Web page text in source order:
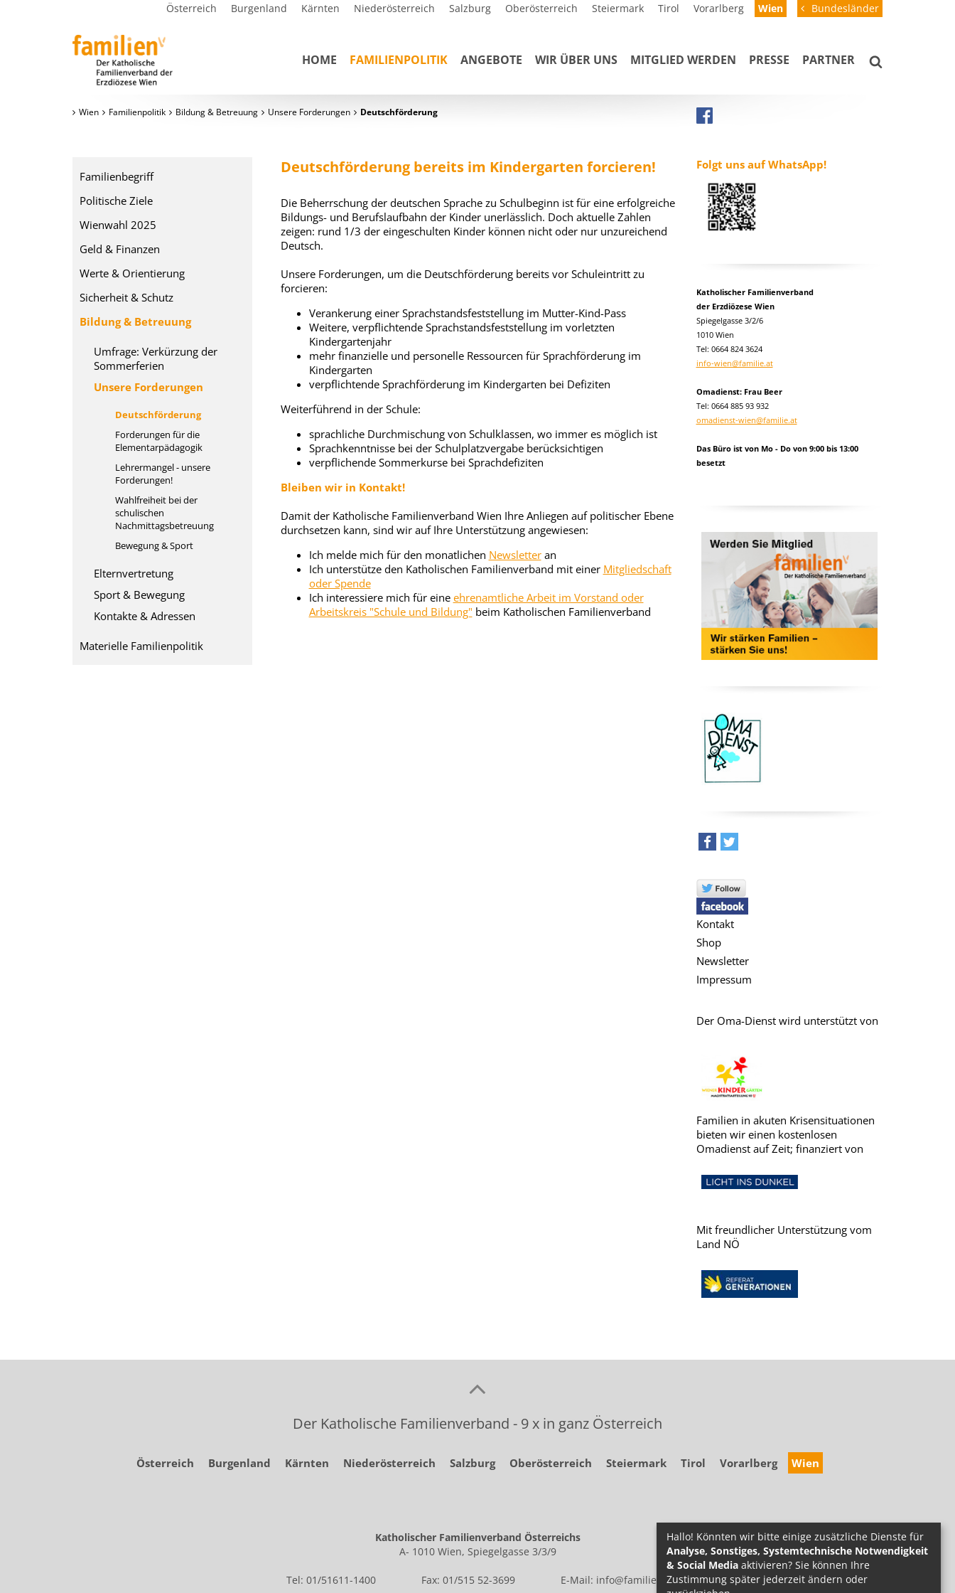
Österreich Burgenland Kärnten Niederösterreich Salzburg Oberösterreich Steiermark Tirol Vorarlberg Wien Bundesländer
HOME FAMILIENPOLITIK ANGEBOTE WIR ÜBER UNS MITGLIED WERDEN PRESSE PARTNER
Wien Familienpolitik Bildung & Betreuung Unsere Forderungen Deutschförderung
Deutschförderung bereits im Kindergarten forcieren!
Die Beherrschung der deutschen Sprache zu Schulbeginn ist für eine erfolgreiche
Bildungs- und Berufslaufbahn der Kinder unerlässlich. Doch aktuelle Zahlen
zeigen: rund 1/3 der eingeschulten Kinder können nicht oder nur unzureichend
Deutsch.
Unsere Forderungen, um die Deutschförderung bereits vor Schuleintritt zu
forcieren:
Verankerung einer Sprachstandsfeststellung im Mutter-Kind-Pass
Weitere, verpflichtende Sprachstandsfeststellung im vorletzten
Kindergartenjahr
mehr finanzielle und personelle Ressourcen für Sprachförderung im
Kindergarten
verpflichtende Sprachförderung im Kindergarten bei Defiziten
Weiterführend in der Schule:
sprachliche Durchmischung von Schulklassen, wo immer es möglich ist
Sprachkenntnisse bei der Schulplatzvergabe berücksichtigen
verpflichende Sommerkurse bei Sprachdefiziten
Bleiben wir in Kontakt!
Damit der Katholische Familienverband Wien Ihre Anliegen auf politischer Ebene
durchsetzen kann, sind wir auf Ihre Unterstützung angewiesen:
Ich melde mich für den monatlichen Newsletteran
Ich unterstütze den Katholischen Familienverband mit einer Mitgliedschaft
oder Spende
Ich interessiere mich für eine ehrenamtliche Arbeit im Vorstand oder
Arbeitskreis "Schule und Bildung" beim Katholischen Familienverband
Familienbegriff
Politische Ziele
Wienwahl 2025
Geld & Finanzen
Werte & Orientierung
Sicherheit & Schutz
Bildung & Betreuung
Umfrage: Verkürzung der
Sommerferien
Unsere Forderungen
Deutschförderung
Forderungen für die
Elementarpädagogik
Lehrermangel - unsere
Forderungen!
Wahlfreiheit bei der
schulischen
Nachmittagsbetreuung
Bewegung & Sport
Elternvertretung
Sport & Bewegung
Kontakte & Adressen
Materielle Familienpolitik
Folgt uns auf WhatsApp!
Katholischer Familienverband
der Erzdiözese Wien
Spiegelgasse 3/2/6
1010 Wien
Tel: 0664 824 3624
info-wien@familie.at
Omadienst: Frau Beer
Tel: 0664 885 93 932
omadienst-wien@familie.at
Das Büro ist von Mo - Do von 9:00 bis 13:00
besetzt
Kontakt
Shop
Newsletter
Impressum
Der Oma-Dienst wird unterstützt von
Familien in akuten Krisensituationen
bieten wir einen kostenlosen
Omadienst auf Zeit; finanziert von
Mit freundlicher Unterstützung vom
Land NÖ
Der Katholische Familienverband - 9 x in ganz Österreich
Österreich Burgenland Kärnten Niederösterreich Salzburg Oberösterreich Steiermark Tirol Vorarlberg Wien
Katholischer Familienverband Österreichs
A- 1010 Wien, Spiegelgasse 3/3/9
Tel: 01/51611-1400 Fax: 01/515 52-3699 E-Mail: info@familie.at
Hallo! Könnten wir bitte einige zusätzliche Dienste für
Analyse, Sonstiges, Systemtechnische Notwendigkeit
& Social Media aktivieren? Sie können Ihre
Zustimmung später jederzeit ändern oder